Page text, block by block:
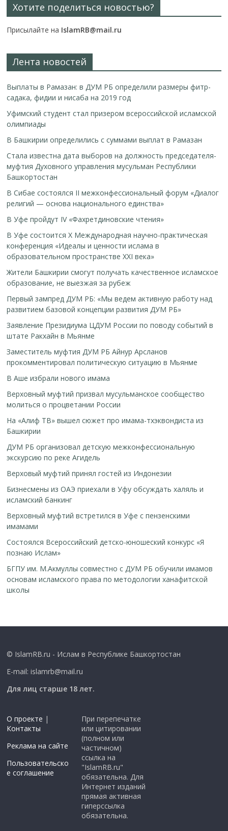
Хотите поделиться новостью?
Присылайте на IslamRB@mail.ru
Лента новостей
Выплаты в Рамазан: в ДУМ РБ определили размеры фитр-
садака, фидии и нисаба на 2019 год
Уфимский студент стал призером всероссийской исламской
олимпиады
В Башкирии определились с суммами выплат в Рамазан
Стала известна дата выборов на должность председателя-
муфтия Духовного управления мусульман Республики
Башкортостан
В Сибае состоялся II межконфессиональный форум «Диалог
религий — основа национального единства»
В Уфе пройдут IV «Фахретдиновские чтения»
В Уфе состоится Х Международная научно-практическая
конференция «Идеалы и ценности ислама в
образовательном пространстве XXI века»
Жители Башкирии смогут получать качественное исламское
образование, не выезжая за рубеж
Первый зампред ДУМ РБ: «Мы ведем активную работу над
развитием базовой концепции развития ДУМ РБ»
Заявление Президиума ЦДУМ России по поводу событий в
штате Ракхайн в Мьянме
Заместитель муфтия ДУМ РБ Айнур Арсланов
прокомментировал политическую ситуацию в Мьянме
В Аше избрали нового имама
Верховный муфтий призвал мусульманское сообщество
молиться о процветании России
На «Алиф ТВ» вышел сюжет про имама-тхэквондиста из
Башкирии
ДУМ РБ организовал детскую межконфессиональную
экскурсию по реке Агидель
Верховый муфтий принял гостей из Индонезии
Бизнесмены из ОАЭ приехали в Уфу обсуждать халяль и
исламский банкинг
Верховный муфтий встретился в Уфе с пензенскими
имамами
Cостоялся Всероссийский детско-юношеский конкурс «Я
познаю Ислам»
БГПУ им. М.Акмуллы совместно с ДУМ РБ обучили имамов
основам исламского права по методологии ханафитской
школы
© IslamRB.ru - Ислам в Республике Башкортостан
E-mail: islamrb@mail.ru
Для лиц старше 18 лет.
О проекте |
Контакты
Реклама на сайте
Пользовательско
е соглашение
При перепечатке
или цитировании
(полном или
частичном)
ссылка на
"IslamRB.ru"
обязательна. Для
Интернет изданий
прямая активная
гиперссылка
обязательна.